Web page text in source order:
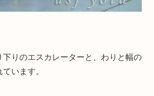
下りのエスカレーターと、わりと幅の
います。